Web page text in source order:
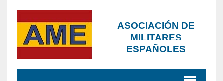
ASOCIACIÓN DE
MILITARES
ESPAÑOLES